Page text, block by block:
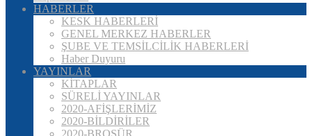
HABERLER
KESK HABERLERİ
GENEL MERKEZ HABERLER
ŞUBE VE TEMSİLCİLİK HABERLERİ
Haber Duyuru
YAYINLAR
KİTAPLAR
SÜRELİ YAYINLAR
2020-AFİŞLERİMİZ
2020-BİLDİRİLER
2020-BROŞÜR